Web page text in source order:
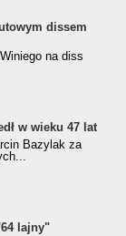
dissem
na diss
w wieku 47 lat
Bazylak za
lajny"